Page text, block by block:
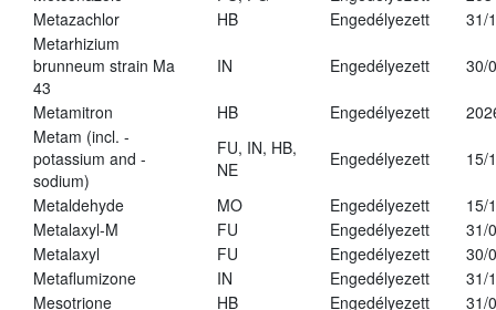
Metazachlor
HB Engedélyezett
31/
Metarhizium
brunneum strain Ma
43
IN Engedélyezett 30/
Metamitron HB Engedélyezett
Metam (incl. -
potassium and -
sodium)
FU, IN, HB,
NE
Engedélyezett 15/
Metaldehyde MO Engedélyezett
15/
Metalaxyl-M
FU Engedélyezett
31/
Metalaxyl
FU Engedélyezett
30/
Metaflumizone
IN Engedélyezett
31/
Mesotrione
HB Engedélyezett
31/